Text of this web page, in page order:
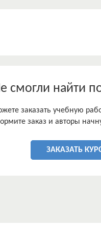
уровень.
смогли найти
заказать учебную
заказ и авторы
ЗАКАЗАТЬ